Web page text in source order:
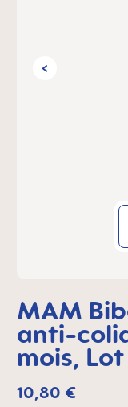
MAM
anti-
mois, Lot
10,80 €